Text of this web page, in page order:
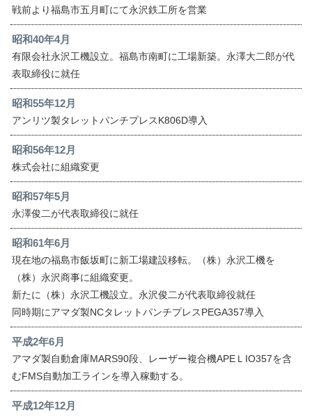
戦前より福島市五月町にて永沢鉄工所を営業
昭和40年4月
有限会社永沢工機設立。福島市南町に工場新築。永澤大二郎が代
表取締役に就任
昭和55年12月
アンリツ製タレットパンチプレスK806D導入
昭和56年12月
株式会社に組織変更
昭和57年5月
永澤俊二が代表取締役に就任
昭和61年6月
現在地の福島市飯坂町に新工場建設移転。（株）永沢工機を
（株）永沢商事に組織変更。
新たに（株）永沢工機設立。永沢俊二が代表取締役就任
同時期にアマダ製NCタレットパンチプレスPEGA357導入
平成2年6月
アマダ製自動倉庫MARS90段、レーザー複合機APEＬIO357を含
むFMS自動加工ラインを導入稼動する。
平成12年12月